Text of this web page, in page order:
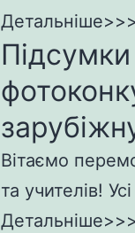
Підсумки
Вітаємо
та учителів!